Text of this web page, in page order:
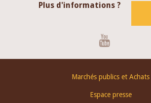
Plus d'informations ?
Marchés publics et Achats
Espace presse